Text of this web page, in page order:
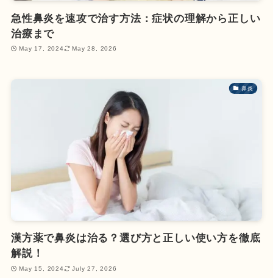
急性鼻炎を速攻で治す方法：症状の理解から正しい
治療まで
May 17, 2024 May 28, 2026
鼻炎
漢方薬で鼻炎は治る？選び方と正しい使い方を徹底
解説！
May 15, 2024 July 27, 2026